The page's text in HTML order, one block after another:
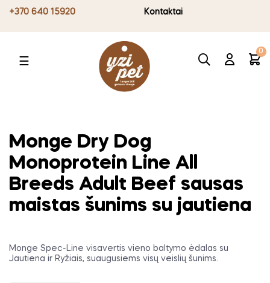
+370 640 15920 Kontaktai
Toggle
☰
0
Monge Dry Dog
Monoprotein Line All
Breeds Adult Beef sausas
maistas šunims su jautiena
Monge Spec-Line visavertis vieno baltymo ėdalas su
Jautiena ir Ryžiais, suaugusiems visų veislių šunims.